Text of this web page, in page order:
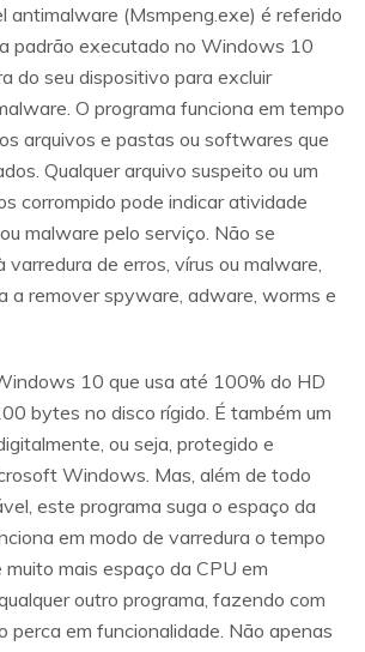
antimalware (Msmpeng.exe) é referido
padrão executado no Windows 10
do seu dispositivo para excluir
O programa funciona em tempo
arquivos e pastas ou softwares que
Qualquer arquivo suspeito ou um
corrompido pode indicar atividade
malware pelo serviço. Não se
de erros, vírus ou malware,
a remover spyware, adware, worms e
10 que usa até 100% do HD
bytes no disco rígido. É também um
ou seja, protegido e
Windows. Mas, além de todo
este programa suga o espaço da
em modo de varredura o tempo
mais espaço da CPU em
outro programa, fazendo com
perca em funcionalidade. Não apenas